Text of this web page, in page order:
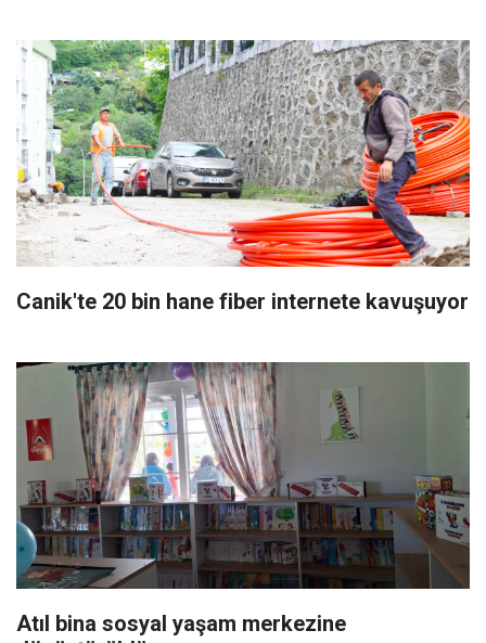
Canik'te 20 bin hane fiber internete kavuşuyor
Atıl bina sosyal yaşam merkezine